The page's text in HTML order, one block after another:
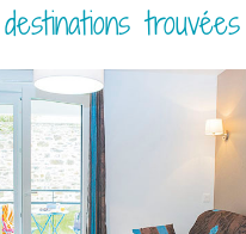
trouvées